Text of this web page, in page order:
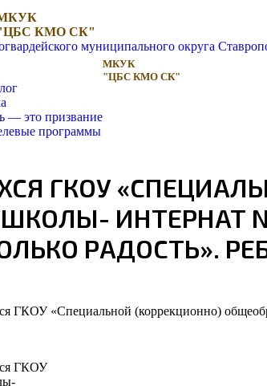
КМО СК"
МКУК
"ЦБС КМО СК"
— это призвание
программы
ГКОУ
ИНТЕРНАТ
РАДОСТЬ».
ГКОУ «Специальной (коррекционно)
ГКОУ